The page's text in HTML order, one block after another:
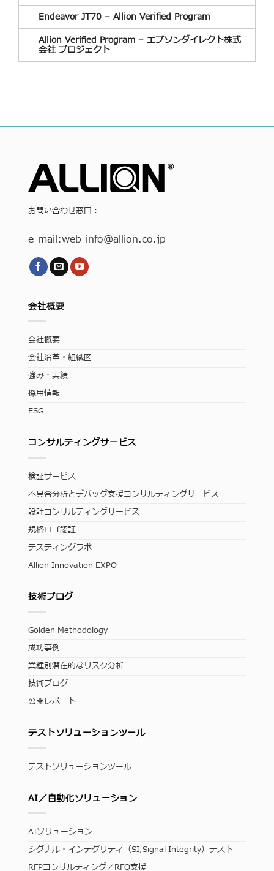
Endeavor JT70 – Allion Verified Program
Allion Verified Program – エプソンダイレクト株式
会社 プロジェクト
お問い合わせ窓口：
e-mail:web-info@allion.co.jp
会社概要
会社概要
会社沿革・組織図
強み・実績
採用情報
ESG
コンサルティングサービス
検証サービス
不具合分析とデバッグ支援コンサルティングサービス
設計コンサルティングサービス
規格ロゴ認証
テスティングラボ
Allion Innovation EXPO
技術ブログ
Golden Methodology
成功事例
業種別潜在的なリスク分析
技術ブログ
公開レポート
テストソリューションツール
テストソリューションツール
AI／自動化ソリューション
AIソリューション
シグナル・インテグリティ（SI,Signal Integrity）テスト
RFPコンサルティング／RFQ支援